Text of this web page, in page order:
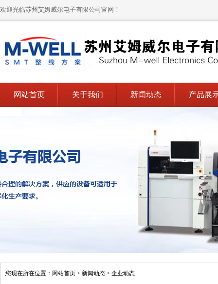
欢迎光临苏州艾姆威尔电子有限公司官网！
网站首页 关于我们 新闻动态 产品展
您现在所在位置： 网站首页 > 新闻动态 > 企业动态